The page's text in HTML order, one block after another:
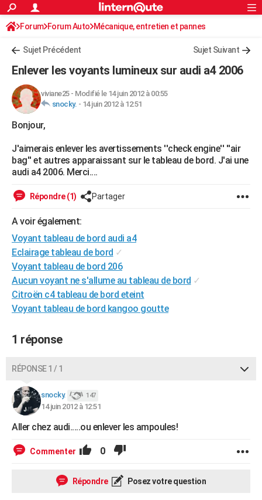
ACTUALITÉS
Politique
Société
Faits Divers
Education
Monde
Villes
+
FINANCE
Retraite
Impôts
Epargne
Immobilier
Risques naturels par ville
Banque
Assurance
Crédit
AUTO
Essais
Réserver un essai
Citadines
Berlines
SUV
Forum auto
+HIGH-TECH
Mobiles
Meilleur smartphone
Internet
Ordinateurs
Jeux vidéo
Guide high-tech
+BRICOLAGE
Forum
Aménagement intérieur
Extérieur
Cuisine
Salle de bains
Jardinage
Rangement
Guides de France
Escapades
Patrimoine
Expositions
Musées
Week-end nature
Art de vivre
Bien-être
Loisirs
Mode
Modes de vie
Alimentation
Guide de la santé
Maladies
Médicaments
Sommeil
VOYAGE
Destinations
City break
Voyage nature
Voyage de noces
Forum
Climat
PHOTO
GUIDES D'ACHAT
CARTE DE VOEUX
Carte de Noël
Carte Bonne année
Carte Saint-Valentin
Carte Pâques
Carte d'anniversaire
DICTIONNAIRE
Dictionnaire
Biographies
Citations
Expressions
Proverbes
PROGRAMME TV
AVIS DE DÉCÈS
Rechercher
S'inscrire
Connexion
Forum Forum Auto Mécanique, entretien et pannes
Sujet Précédent Sujet Suivant
Enlever les voyants lumineux sur audi a4 2006
viviane25- Modifié le 14 juin 2012 à 00:55
snocky. - 14 juin 2012 à 12:51
Bonjour,
J'aimerais enlever les avertissements ''check engine'' ''air
bag'' et autres apparaissant sur le tableau de bord. J'ai une
audi a4 2006. Merci....
Répondre (1) Partager
A voir également:
Voyant tableau de bord audi a4
Eclairage tableau de bord ✓
Voyant tableau de bord 206
Aucun voyant ne s'allume au tableau de bord ✓
Citroën c4 tableau de bord eteint
Voyant tableau de bord kangoo goutte
1 réponse
RÉPONSE 1 / 1
snocky. 147
14 juin 2012 à 12:51
Aller chez audi.....ou enlever les ampoules!
Commenter 0
Répondre Posez votre question